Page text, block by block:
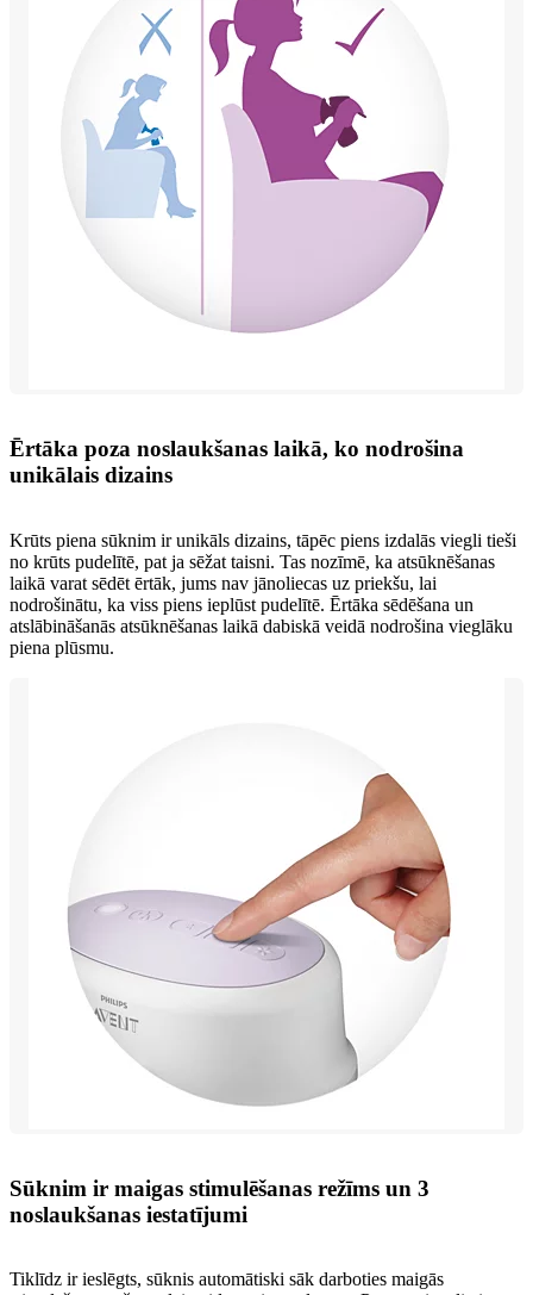
Ērtāka poza noslaukšanas laikā, ko nodrošina
unikālais dizains
Krūts piena sūknim ir unikāls dizains, tāpēc piens izdalās viegli tieši
no krūts pudelītē, pat ja sēžat taisni. Tas nozīmē, ka atsūknēšanas
laikā varat sēdēt ērtāk, jums nav jānoliecas uz priekšu, lai
nodrošinātu, ka viss piens ieplūst pudelītē. Ērtāka sēdēšana un
atslābināšanās atsūknēšanas laikā dabiskā veidā nodrošina vieglāku
piena plūsmu.
Sūknim ir maigas stimulēšanas režīms un 3
noslaukšanas iestatījumi
Tiklīdz ir ieslēgts, sūknis automātiski sāk darboties maigās